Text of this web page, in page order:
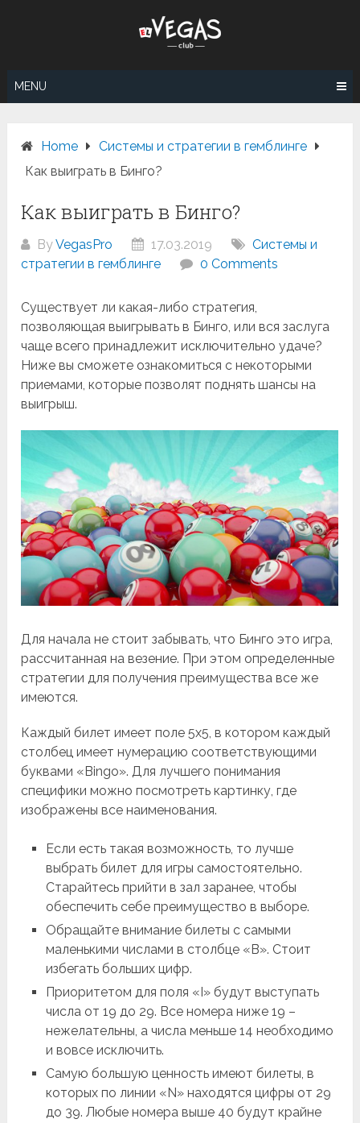
MENU
Home
Системы и стратегии в гемблинге
Как выиграть в Бинго?
Как выиграть в Бинго?
ByVegasPro 17.03.2019
Системы и
стратегии в гемблинге
0 Comments
Существует ли какая-либо стратегия,
позволяющая выигрывать в Бинго, или вся заслуга
чаще всего принадлежит исключительно удаче?
Ниже вы сможете ознакомиться с некоторыми
приемами, которые позволят поднять шансы на
выигрыш.
Для начала не стоит забывать, что Бинго это игра,
рассчитанная на везение. При этом определенные
стратегии для получения преимущества все же
имеются.
Каждый билет имеет поле 5х5, в котором каждый
столбец имеет нумерацию соответствующими
буквами «Bingo». Для лучшего понимания
специфики можно посмотреть картинку, где
изображены все наименования.
Если есть такая возможность, то лучше
выбрать билет для игры самостоятельно.
Старайтесь прийти в зал заранее, чтобы
обеспечить себе преимущество в выборе.
Обращайте внимание билеты с самыми
маленькими числами в столбце «B». Стоит
избегать больших цифр.
Приоритетом для поля «I» будут выступать
числа от 19 до 29. Все номера ниже 19 –
нежелательны, а числа меньше 14 необходимо
и вовсе исключить.
Самую большую ценность имеют билеты, в
которых по линии «N» находятся цифры от 29
до 39. Любые номера выше 40 будут крайне